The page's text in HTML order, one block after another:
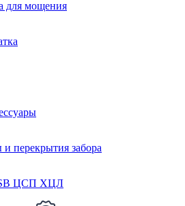
для мощения
перекрытия забора
ЦСП ХЦЛ